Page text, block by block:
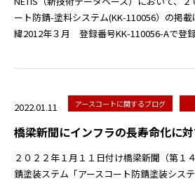
ート防錆-塗料システム(KK-110056）の掲
緯2012年３月 登録番号KK-110056-Aで登
2022.01.11 アースコートに関するブログ
橋梁新聞にインフラの長寿命化に
２０２２年１月１１日付け橋梁新聞（第
錆塗装ステム「アースコート防錆塗装シス